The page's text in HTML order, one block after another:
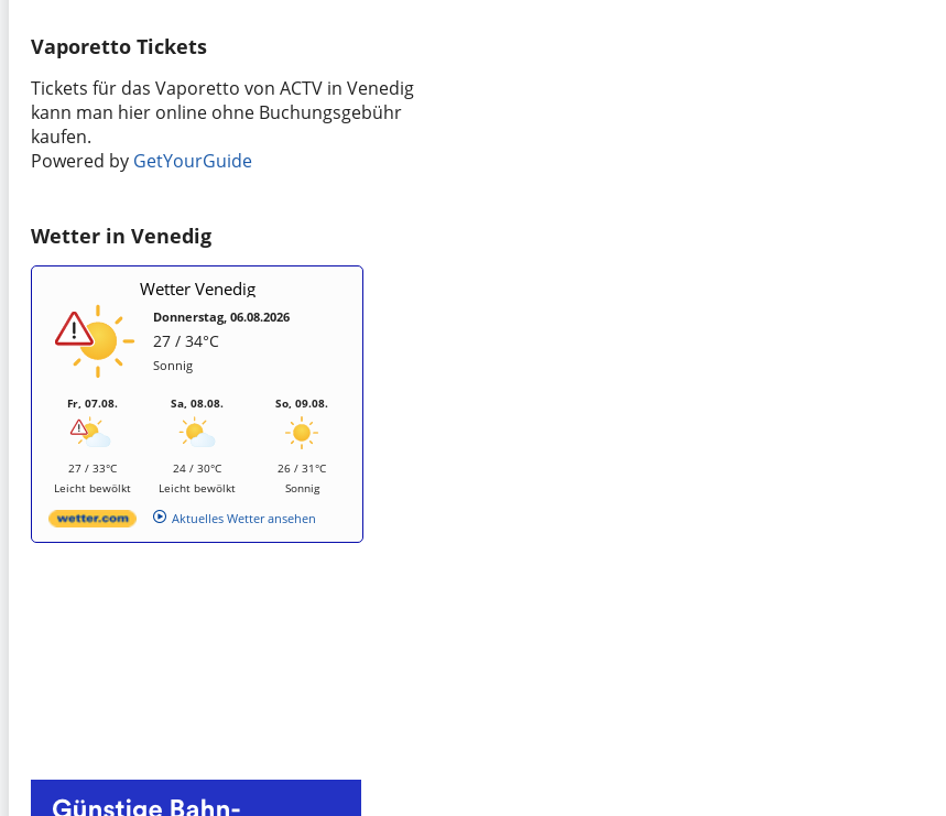
Vaporetto Tickets
Tickets für das Vaporetto von ACTV in Venedig
kann man hier online ohne Buchungsgebühr
kaufen.
Powered by GetYourGuide
Wetter in Venedig
Wetter Venedig
Donnerstag, 06.08.2026
27 / 34°C
Sonnig
Fr, 07.08.
27 / 33°C
Leicht bewölkt
Sa, 08.08.
24 / 30°C
Leicht bewölkt
So, 09.08.
26 / 31°C
Sonnig
Aktuelles Wetter ansehen